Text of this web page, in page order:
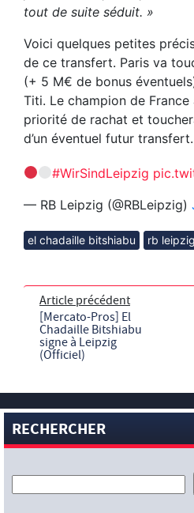
tout de suite séduit. »
Voici quelques petites
de ce transfert. Paris va
(+ 5 M€ de bonus
Titi. Le champion de
priorité de rachat et
d’un éventuel futur transfert.
#WirSindLeipzig
— RB Leipzig (@RBLeipzig)
el chadaille bitshiabu rb leipzig
Article précédent
[Mercato-Pros] El
Chadaille Bitshiabu
signe à Leipzig
(Officiel)
RECHERCHER